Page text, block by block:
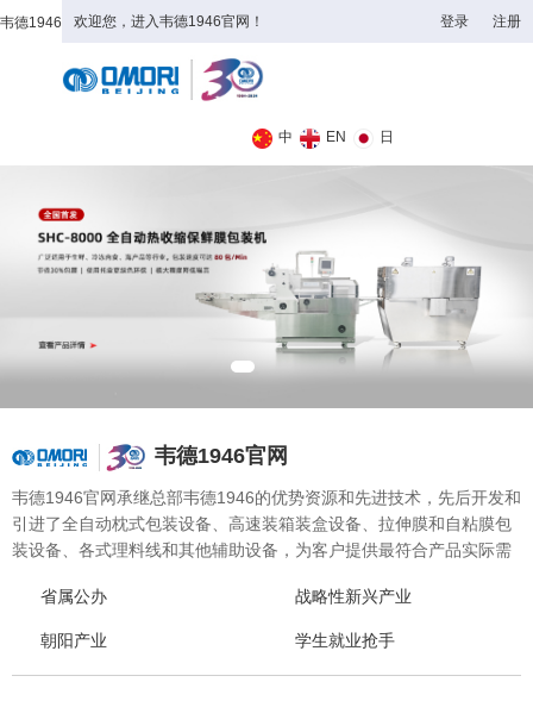
韦德1946 欢迎您，进入韦德1946官网！ 登录 注册
中 EN 日
韦德1946官网
韦德1946官网承继总部韦德1946的优势资源和先进技术，先后开发和
引进了全自动枕式包装设备、高速装箱装盒设备、拉伸膜和自粘膜包
装设备、各式理料线和其他辅助设备，为客户提供最符合产品实际需
发、采购、生产、售后一站式整体服务，广泛应用于方便食品、休闲
食品、冷冻食品、海产品、医药、生鲜果蔬、烘焙等各个行业领域。
省属公办 战略性新兴产业
朝阳产业 学生就业抢手